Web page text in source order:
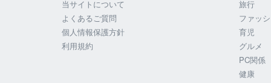
当サイトについて
よくあるご質問
個人情報保護方針
利用規約
旅行
ファッ
育児
グルメ
PC関係
健康